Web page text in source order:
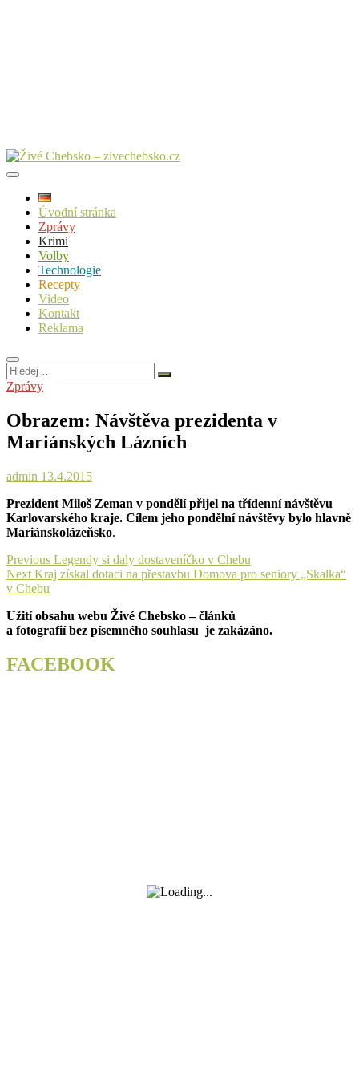
Úvodní stránka
Zprávy
Krimi
Volby
Technologie
Recepty
Video
Kontakt
Reklama
Hledej
…
Zprávy
Obrazem: Návštěva prezidenta v
Mariánských Lázních
admin 13.4.2015
Prezident Miloš Zeman v pondělí přijel na třídenní návštěvu
Karlovarského kraje. Cílem jeho pondělní návštěvy bylo hlavně
Mariánskolázeňsko.
Navigace
pro
příspěvek
Previous Previous
post:
Legendy si daly dostaveníčko v Chebu
Next Next
post:
Kraj získal dotaci na přestavbu Domova pro seniory „Skalka“
v Chebu
Užití obsahu webu Živé Chebsko – článků
a fotografií bez písemného souhlasu je zakázáno.
FACEBOOK